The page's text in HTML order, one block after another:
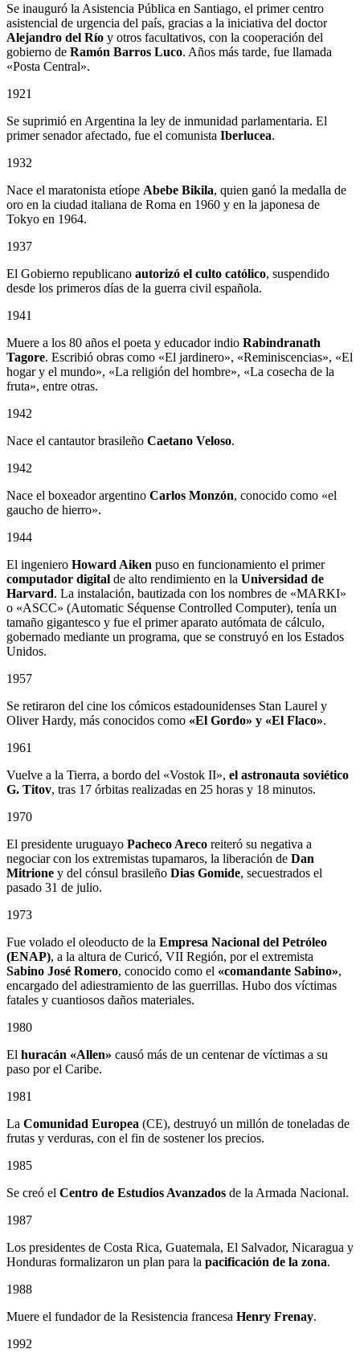
Se inauguró la Asistencia Pública en Santiago, el primer centro
asistencial de urgencia del país, gracias a la iniciativa del doctor
Alejandro del Río y otros facultativos, con la cooperación del
gobierno de Ramón Barros Luco. Años más tarde, fue llamada
«Posta Central».
1921
Se suprimió en Argentina la ley de inmunidad parlamentaria. El
primer senador afectado, fue el comunista Iberlucea.
1932
Nace el maratonista etíope Abebe Bikila, quien ganó la medalla de
oro en la ciudad italiana de Roma en 1960 y en la japonesa de
Tokyo en 1964.
1937
El Gobierno republicano autorizó el culto católico, suspendido
desde los primeros días de la guerra civil española.
1941
Muere a los 80 años el poeta y educador indio Rabindranath
Tagore. Escribió obras como «El jardinero», «Reminiscencias», «El
hogar y el mundo», «La religión del hombre», «La cosecha de la
fruta», entre otras.
1942
Nace el cantautor brasileño Caetano Veloso.
1942
Nace el boxeador argentino Carlos Monzón, conocido como «el
gaucho de hierro».
1944
El ingeniero Howard Aiken puso en funcionamiento el primer
computador digital de alto rendimiento en la Universidad de
Harvard. La instalación, bautizada con los nombres de «MARKI»
o «ASCC» (Automatic Séquense Controlled Computer), tenía un
tamaño gigantesco y fue el primer aparato autómata de cálculo,
gobernado mediante un programa, que se construyó en los Estados
Unidos.
1957
Se retiraron del cine los cómicos estadounidenses Stan Laurel y
Oliver Hardy, más conocidos como «El Gordo» y «El Flaco».
1961
Vuelve a la Tierra, a bordo del «Vostok II», el astronauta soviético
G. Titov, tras 17 órbitas realizadas en 25 horas y 18 minutos.
1970
El presidente uruguayo Pacheco Areco reiteró su negativa a
negociar con los extremistas tupamaros, la liberación de Dan
Mitrione y del cónsul brasileño Dias Gomide, secuestrados el
pasado 31 de julio.
1973
Fue volado el oleoducto de la Empresa Nacional del Petróleo
(ENAP), a la altura de Curicó, VII Región, por el extremista
Sabino José Romero, conocido como el «comandante Sabino»,
encargado del adiestramiento de las guerrillas. Hubo dos víctimas
fatales y cuantiosos daños materiales.
1980
El huracán «Allen» causó más de un centenar de víctimas a su
paso por el Caribe.
1981
La Comunidad Europea (CE), destruyó un millón de toneladas de
frutas y verduras, con el fin de sostener los precios.
1985
Se creó el Centro de Estudios Avanzados de la Armada Nacional.
1987
Los presidentes de Costa Rica, Guatemala, El Salvador, Nicaragua y
Honduras formalizaron un plan para la pacificación de la zona.
1988
Muere el fundador de la Resistencia francesa Henry Frenay.
1992